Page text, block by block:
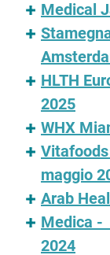
Medical
HLTH
2025
WHX
maggio
Arab
Medica -
2024